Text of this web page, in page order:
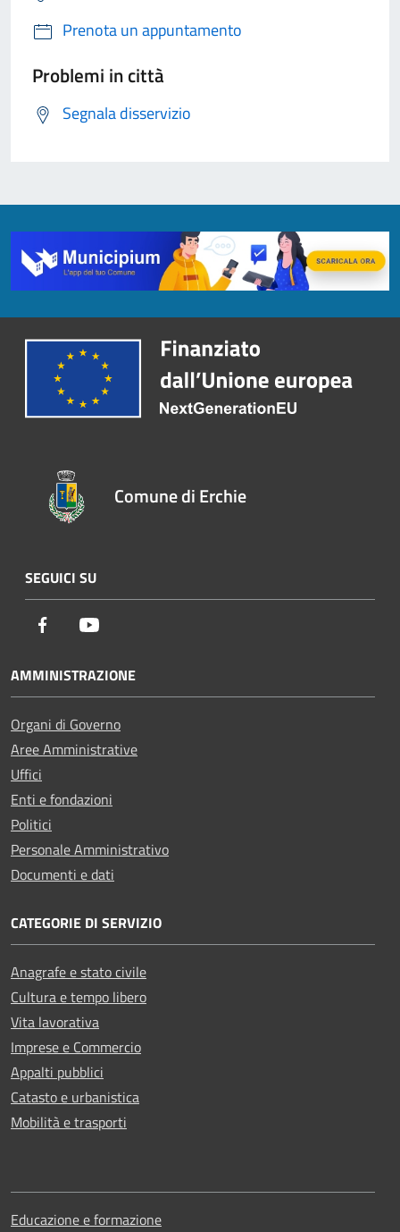
Prenota un appuntamento
Problemi in città
Segnala disservizio
Comune di Erchie
SEGUICI SU
Facebook
AMMINISTRAZIONE
Organi di Governo
Aree Amministrative
Uffici
Enti e fondazioni
Politici
Personale Amministrativo
Documenti e dati
CATEGORIE DI SERVIZIO
Anagrafe e stato civile
Cultura e tempo libero
Vita lavorativa
Imprese e Commercio
Appalti pubblici
Catasto e urbanistica
Mobilità e trasporti
Educazione e formazione